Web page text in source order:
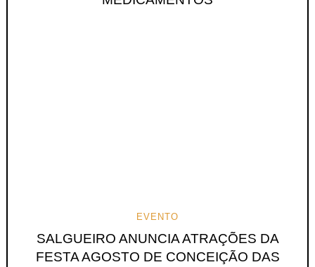
EVENTO
SALGUEIRO ANUNCIA ATRAÇÕES DA
FESTA AGOSTO DE CONCEIÇÃO DAS